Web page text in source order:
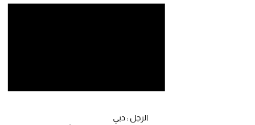
الرجل : دبي